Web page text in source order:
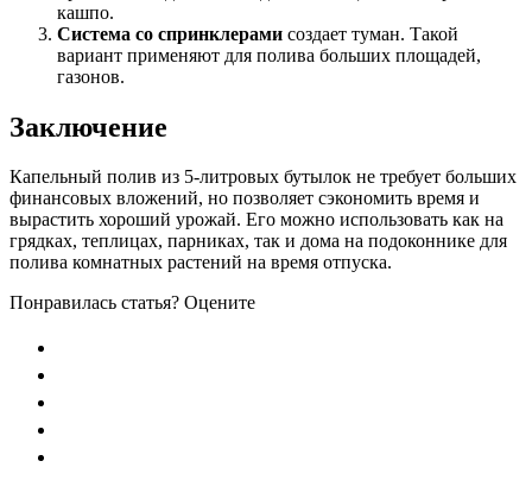
кашпо.
Система со спринклерами создает туман. Такой
вариант применяют для полива больших площадей,
газонов.
Заключение
Капельный полив из 5-литровых бутылок не требует больших
финансовых вложений, но позволяет сэкономить время и
вырастить хороший урожай. Его можно использовать как на
грядках, теплицах, парниках, так и дома на подоконнике для
полива комнатных растений на время отпуска.
Понравилась статья? Оцените